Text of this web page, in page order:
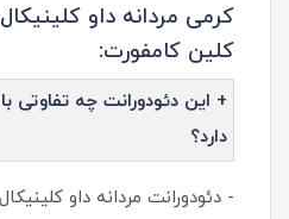
کلین کامفورت:
+ این دئودورانت چه تفاوتی
دارد؟